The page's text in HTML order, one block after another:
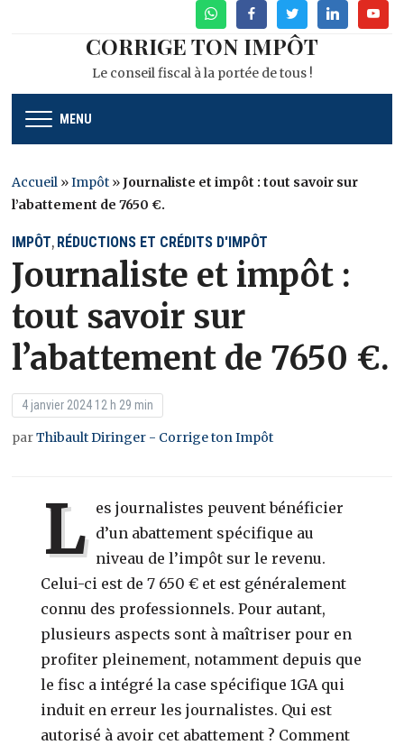
WhatsAppFacebookTwitterLinkedin
CORRIGE TON IMPÔT
Le conseil fiscal à la portée de tous !
MENU
Accueil »Impôt »Journaliste et impôt : tout savoir sur
l’abattement de 7650 €.
IMPÔT, RÉDUCTIONS ET CRÉDITS D'IMPÔT
Journaliste et impôt :
tout savoir sur
l’abattement de 7650 €.
4 janvier 2024 12 h 29 min
parThibault Diringer - Corrige ton Impôt
L es journalistes peuvent bénéficier
d’un abattement spécifique au
niveau de l’impôt sur le revenu.
Celui-ci est de 7 650 € et est généralement
connu des professionnels. Pour autant,
plusieurs aspects sont à maîtriser pour en
profiter pleinement, notamment depuis que
le fisc a intégré la case spécifique 1GA qui
induit en erreur les journalistes. Qui est
autorisé à avoir cet abattement ? Comment